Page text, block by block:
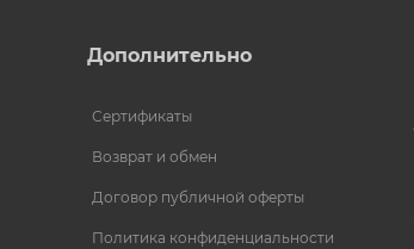
Дополнительно
Сертификаты
Возврат и обмен
Договор публичной оферты
Политика конфиденциальности